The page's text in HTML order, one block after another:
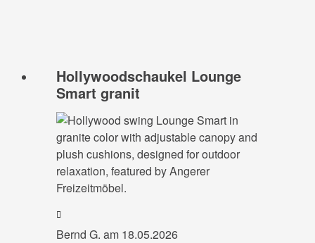
Hollywoodschaukel Lounge
Smart granit
Bernd G. am 18.05.2026